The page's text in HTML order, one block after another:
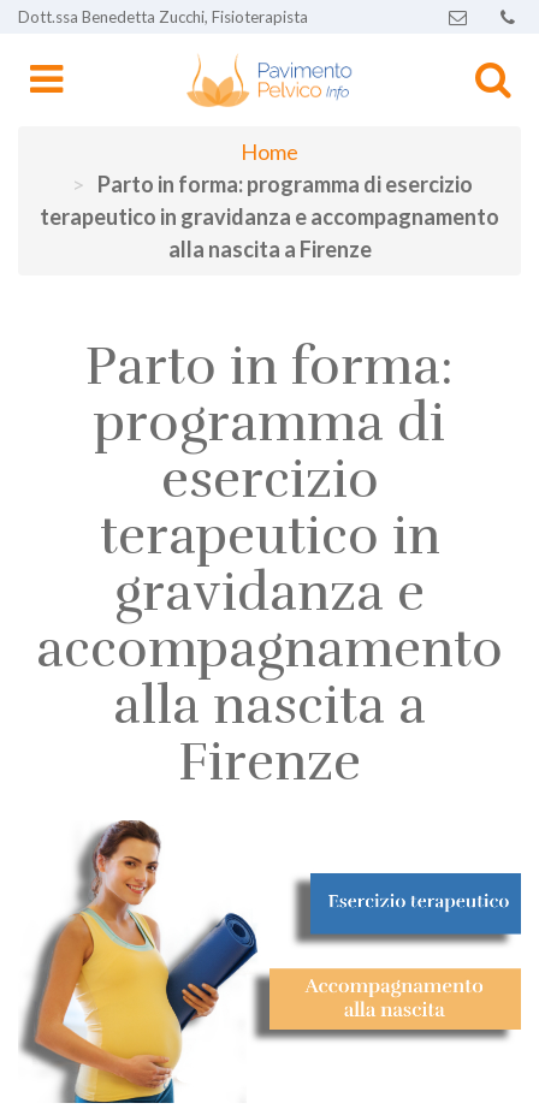
Dott.ssa Benedetta Zucchi, Fisioterapista
Home
Parto in forma: programma di esercizio
terapeutico in gravidanza e accompagnamento
alla nascita a Firenze
Parto in forma:
programma di
esercizio
terapeutico in
gravidanza e
accompagnamento
alla nascita a
Firenze